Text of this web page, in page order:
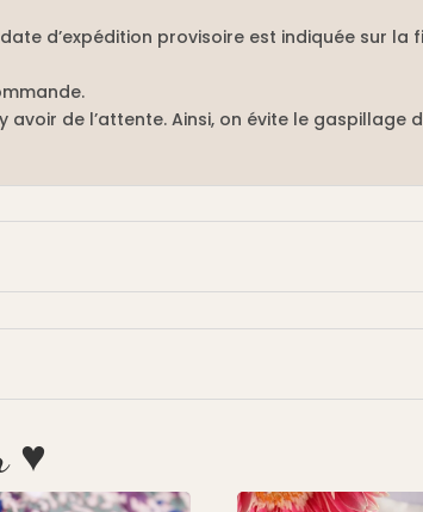
d’expédition provisoire est indiquée sur la
de l’attente. Ainsi, on évite le gaspillage
♥